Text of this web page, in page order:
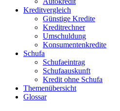
Kreditvergleich
Günstige Kredite
Kreditrechner
Umschuldung
Konsumentenkredite
Schufa
Schufaeintrag
Schufaauskunft
Kredit ohne Schufa
Themenübersicht
Glossar